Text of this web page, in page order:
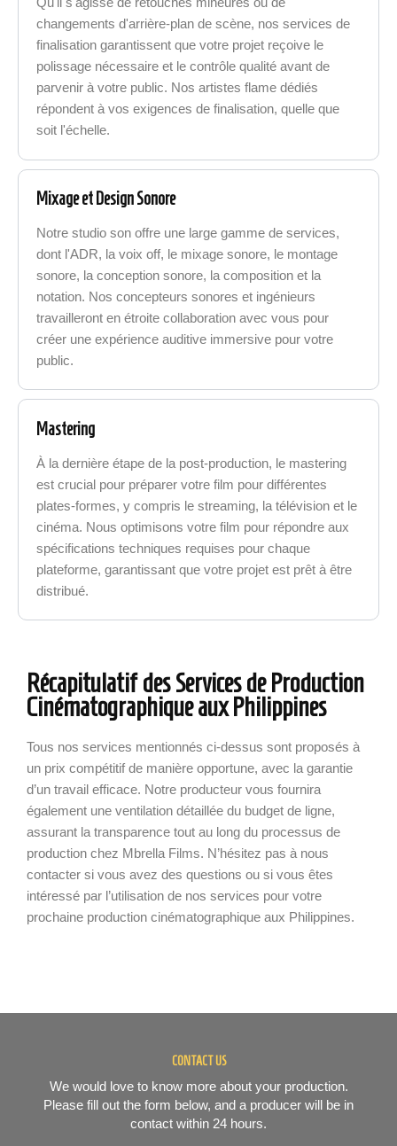
changements d'arrière-plan de scène, nos services de
finalisation garantissent que votre projet reçoive le
polissage nécessaire et le contrôle qualité avant de
parvenir à votre public. Nos artistes flame dédiés
répondent à vos exigences de finalisation, quelle que
soit l'échelle.
Mixage et Design Sonore
Notre studio son offre une large gamme de services,
dont l'ADR, la voix off, le mixage sonore, le montage
sonore, la conception sonore, la composition et la
notation. Nos concepteurs sonores et ingénieurs
travailleront en étroite collaboration avec vous pour
créer une expérience auditive immersive pour votre
public.
Mastering
À la dernière étape de la post-production, le mastering
est crucial pour préparer votre film pour différentes
plates-formes, y compris le streaming, la télévision et le
cinéma. Nous optimisons votre film pour répondre aux
spécifications techniques requises pour chaque
plateforme, garantissant que votre projet est prêt à être
distribué.
Récapitulatif des Services de Production
Cinématographique aux Philippines
Tous nos services mentionnés ci-dessus sont proposés à
un prix compétitif de manière opportune, avec la garantie
d’un travail efficace. Notre producteur vous fournira
également une ventilation détaillée du budget de ligne,
assurant la transparence tout au long du processus de
production chez Mbrella Films. N’hésitez pas à nous
contacter si vous avez des questions ou si vous êtes
intéressé par l’utilisation de nos services pour votre
prochaine production cinématographique aux Philippines.
CONTACT US
We would love to know more about your production.
Please fill out the form below, and a producer will be in
contact within 24 hours.